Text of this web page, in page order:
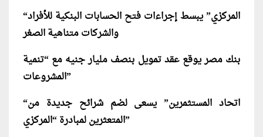
“المركزي” يبسط إجراءات فتح الحسابات البنكية للأفراد
والشركات متناهية الصغر
بنك مصر يوقع عقد تمويل بنصف مليار جنيه مع “تنمية
المشروعات”
“اتحاد المستثمرين” يسعى لضم شرائح جديدة من
المتعثرين لمبادرة “المركزي”